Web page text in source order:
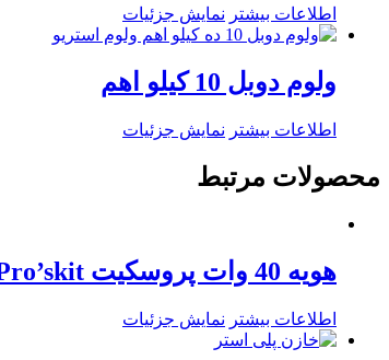
اطلاعات بیشتر نمایش جزئیات
ولوم دوبل 10 کیلو اهم
اطلاعات بیشتر نمایش جزئیات
محصولات مرتبط
هویه 40 وات پروسکیت Pro’skit
اطلاعات بیشتر نمایش جزئیات